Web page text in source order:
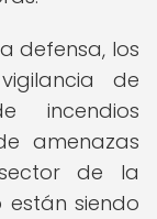
defensa, los
de
incendios
amenazas
de la
siendo